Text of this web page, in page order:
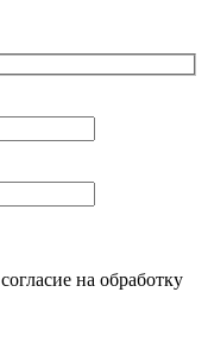
на обработку